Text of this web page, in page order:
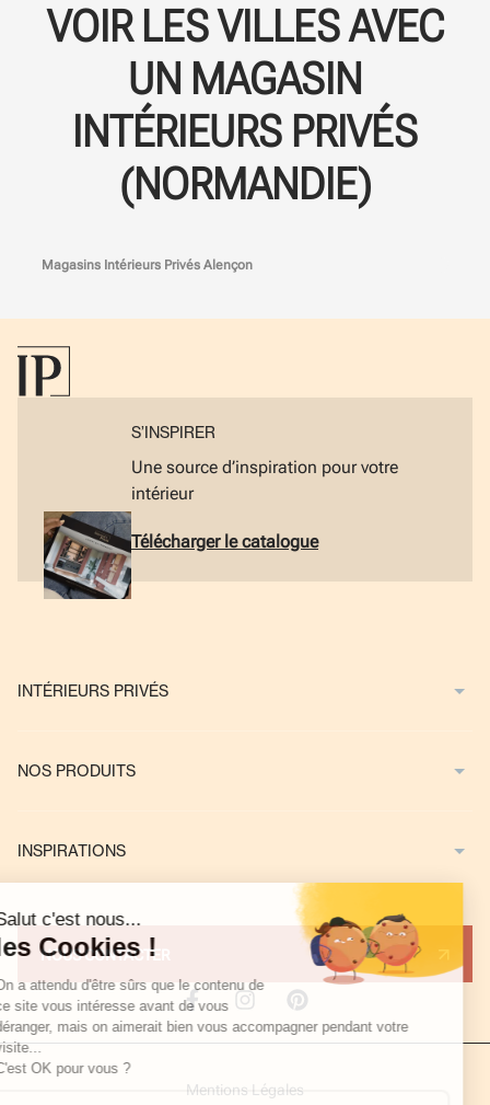
VOIR LES VILLES AVEC
UN MAGASIN
INTÉRIEURS PRIVÉS
(NORMANDIE)
Magasins Intérieurs Privés Alençon
S’INSPIRER
Une source d’inspiration pour votre
intérieur
Télécharger le catalogue
INTÉRIEURS PRIVÉS
NOS PRODUITS
INSPIRATIONS
NOUS CONTACTER
Mentions Légales